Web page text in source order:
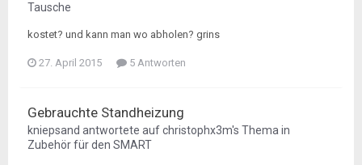
Tausche
kostet? und kann man wo abholen? grins
27. April 2015 5 Antworten
Gebrauchte Standheizung
kniepsand antwortete aufchristophx3m's Thema in
Zubehör für den SMART